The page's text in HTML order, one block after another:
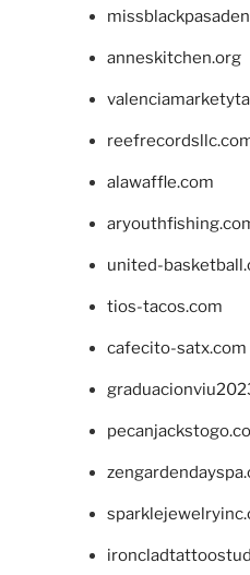
anneskitchen.org
alawaffle.com
united-
tios-tacos.com
cafecito-satx.com